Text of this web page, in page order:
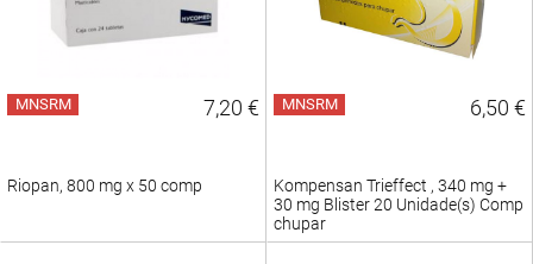
MNSRM 7,20 €
Riopan, 800 mg x 50 comp
MNSRM 6,50 €
Kompensan Trieffect , 340 mg +
30 mg Blister 20 Unidade(s) Comp
chupar